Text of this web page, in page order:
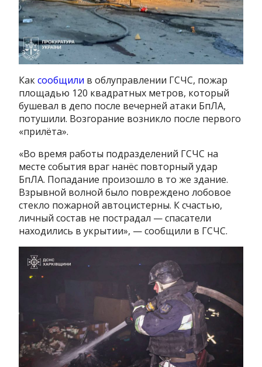
Каксообщили в облуправлении ГСЧС, пожар
площадью 120 квадратных метров, который
бушевал в депо после вечерней атаки БпЛА,
потушили. Возгорание возникло после первого
«прилёта».
«Во время работы подразделений ГСЧС на
месте события враг нанёс повторный удар
БпЛА. Попадание произошло в то же здание.
Взрывной волной было повреждено лобовое
стекло пожарной автоцистерны. К счастью,
личный состав не пострадал — спасатели
находились в укрытии», — сообщили в ГСЧС.